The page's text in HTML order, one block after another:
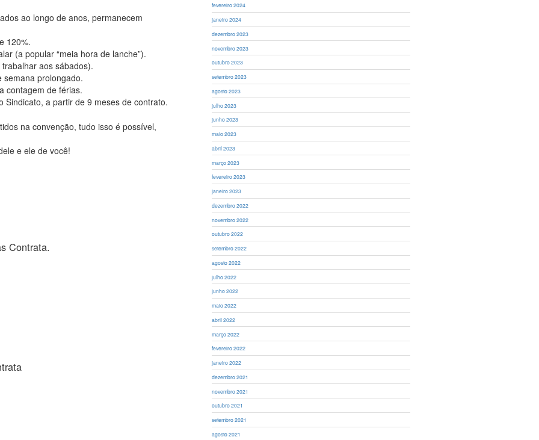
ao longo de anos, permanecem
120%.
(a popular “meia hora de lanche”).
aos sábados).
semana prolongado.
contagem de férias.
Sindicato, a partir de 9 meses de contrato.
na convenção, tudo isso é possível,
e ele de você!
Contrata.
fevereiro 2024
janeiro 2024
dezembro 2023
novembro 2023
outubro 2023
setembro 2023
agosto 2023
julho 2023
junho 2023
maio 2023
abril 2023
março 2023
fevereiro 2023
janeiro 2023
dezembro 2022
novembro 2022
outubro 2022
setembro 2022
agosto 2022
julho 2022
junho 2022
maio 2022
abril 2022
março 2022
fevereiro 2022
janeiro 2022
dezembro 2021
novembro 2021
outubro 2021
setembro 2021
agosto 2021